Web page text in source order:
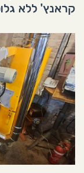
קראנץ' ללא